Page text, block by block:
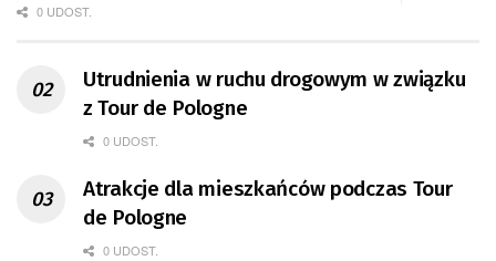
0 UDOST.
Utrudnienia w ruchu drogowym w związku
z Tour de Pologne
0 UDOST.
Atrakcje dla mieszkańców podczas Tour
de Pologne
0 UDOST.